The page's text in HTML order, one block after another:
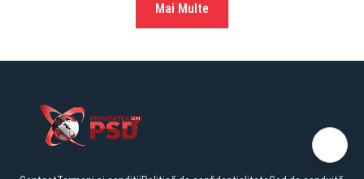
Mai Multe